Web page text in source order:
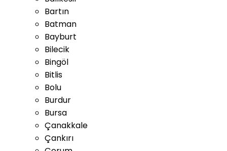
Bartın
Batman
Bayburt
Bilecik
Bingöl
Bitlis
Bolu
Burdur
Bursa
Çanakkale
Çankırı